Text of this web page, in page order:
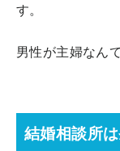
す。
男性が主婦なん
結婚相談所